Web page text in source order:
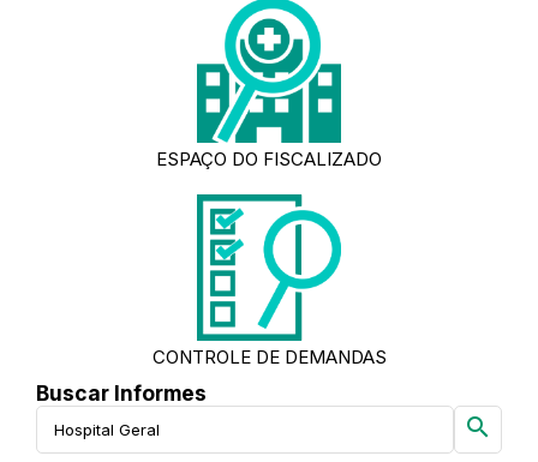
ESPAÇO DO FISCALIZADO
CONTROLE DE DEMANDAS
Buscar Informes
search